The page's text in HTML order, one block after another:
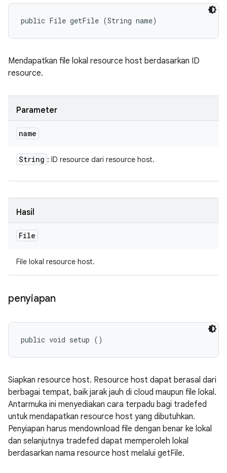
public File getFile (String name)
Mendapatkan file lokal resource host berdasarkan ID
resource.
Parameter
name
String : ID resource dari resource host.
Hasil
File
File lokal resource host.
penyiapan
public void setup ()
Siapkan resource host. Resource host dapat berasal dari
berbagai tempat, baik jarak jauh di cloud maupun file lokal.
Antarmuka ini menyediakan cara terpadu bagi tradefed
untuk mendapatkan resource host yang dibutuhkan.
Penyiapan harus mendownload file dengan benar ke lokal
dan selanjutnya tradefed dapat memperoleh lokal
berdasarkan nama resource host melalui getFile.